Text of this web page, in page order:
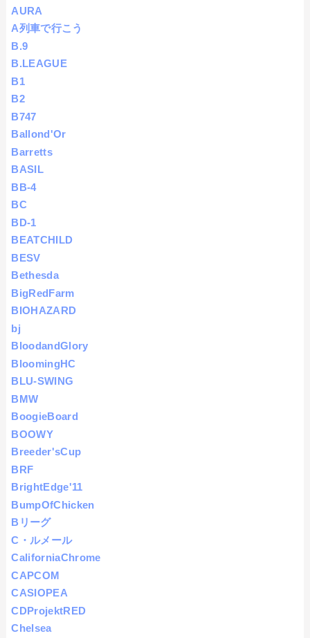
AURA
A列車で行こう
B.9
B.LEAGUE
B1
B2
B747
Ballond'Or
Barretts
BASIL
BB-4
BC
BD-1
BEATCHILD
BESV
Bethesda
BigRedFarm
BIOHAZARD
bj
BloodandGlory
BloomingHC
BLU-SWING
BMW
BoogieBoard
BOOWY
Breeder'sCup
BRF
BrightEdge'11
BumpOfChicken
Bリーグ
C・ルメール
CaliforniaChrome
CAPCOM
CASIOPEA
CDProjektRED
Chelsea